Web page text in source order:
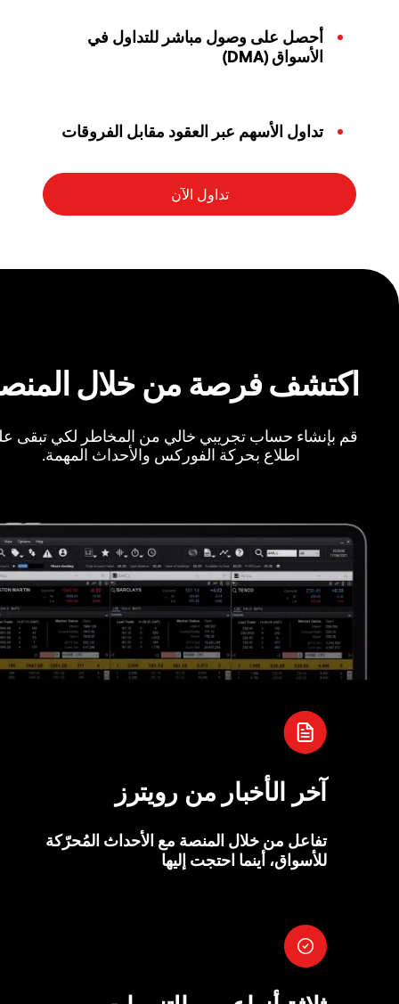
أحصل على وصول مباشر للتداول في
الأسواق (DMA)
تداول الأسهم عبر العقود مقابل الفروقات
اكتشف فرصة من خلال
قم بإنشاء حساب تجريبي خالي من المخاطر لكي تبقى
اطلاع بحركة الفوركس والأحداث المهمة.
آخر الأخبار من رويترز
تفاعل من خلال المنصة مع الأحداث المُحرّكة
للأسواق، أينما احتجت إليها